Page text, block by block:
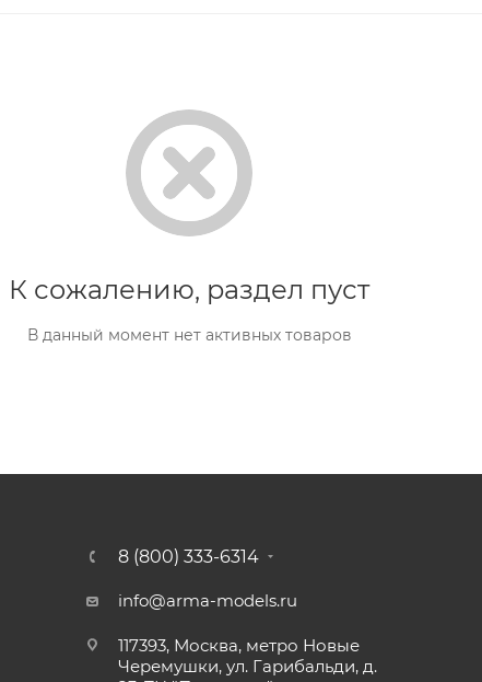
К сожалению, раздел пуст
В данный момент нет активных товаров
8 (800) 333-6314
info@arma-models.ru
117393, Москва, метро Новые
Черемушки, ул. Гарибальди, д.